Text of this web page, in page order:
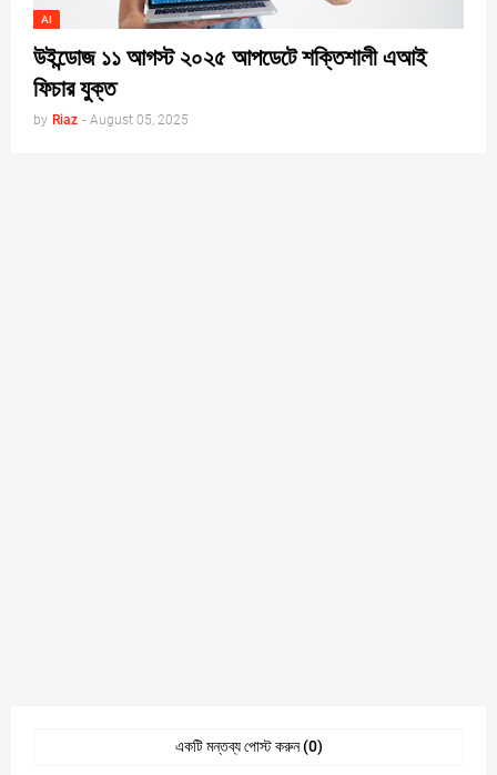
AI
উইন্ডোজ ১১ আগস্ট ২০২৫ আপডেটে শক্তিশালী এআই
ফিচার যুক্ত
by Riaz - August 05, 2025
একটি মন্তব্য পোস্ট করুন (0)